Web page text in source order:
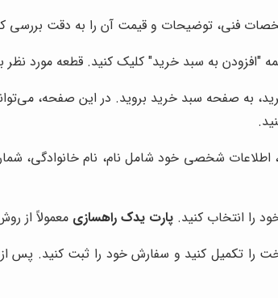
فنی، توضیحات و قیمت آن را به دقت بررسی
"افزودن به سبد خرید" کلیک کنید. قطعه مورد
به صفحه سبد خرید بروید. در این صفحه،
اطلاعات شخصی خود شامل نام، نام خانوادگی،
را انتخاب کنید. پارت یدک راهسازی معمولاً از
را تکمیل کنید و سفارش خود را ثبت کنید. پس